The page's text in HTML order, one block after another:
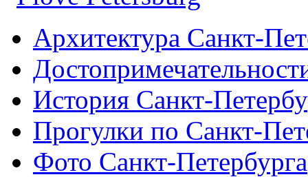
Архитектура Санкт-
История Санкт-
Прогулки по Санкт-
Фото Санкт-Петербурга